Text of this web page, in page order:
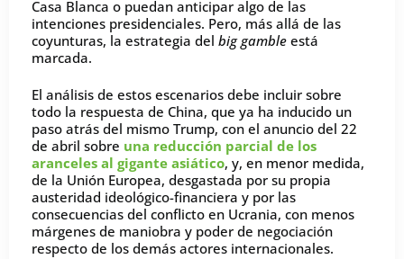
Casa Blanca o puedan anticipar algo de las
intenciones presidenciales. Pero, más allá de las
coyunturas, la estrategia del big gamble está
marcada.
El análisis de estos escenarios debe incluir sobre
todo la respuesta de China, que ya ha inducido un
paso atrás del mismo Trump, con el anuncio del 22
de abril sobre una reducción parcial de los
aranceles al gigante asiático, y, en menor medida,
de la Unión Europea, desgastada por su propia
austeridad ideológico-financiera y por las
consecuencias del conflicto en Ucrania, con menos
márgenes de maniobra y poder de negociación
respecto de los demás actores internacionales.